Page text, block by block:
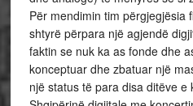
Për mendimin tim përgjegjësia
shtyrë përpara një agjendë
faktin se nuk ka as fonde dhe
konceptuar dhe zbatuar një
një status të para disa ditëve